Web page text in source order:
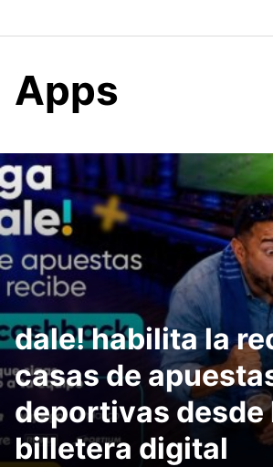
Apps
dale! habilita la
casas de
deportivas desde
billetera digital